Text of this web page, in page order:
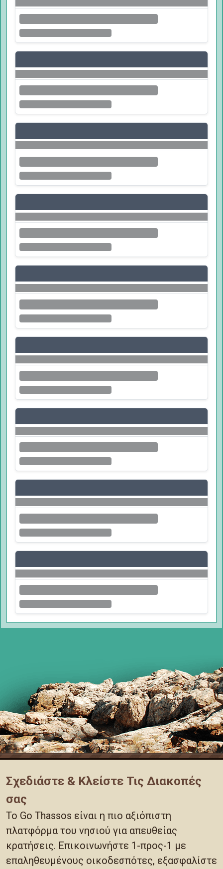
Σχεδιάστε & Κλείστε Τις Διακοπές
σας
Το Go Thassos είναι η πιο αξιόπιστη
πλατφόρμα του νησιού για απευθείας
κρατήσεις. Επικοινωνήστε 1-προς-1 με
επαληθευμένους οικοδεσπότες, εξασφαλίστε